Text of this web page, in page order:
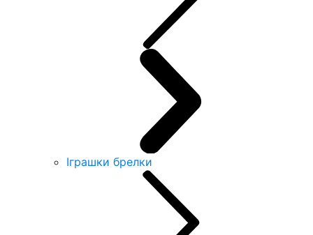
Іграшки брелки